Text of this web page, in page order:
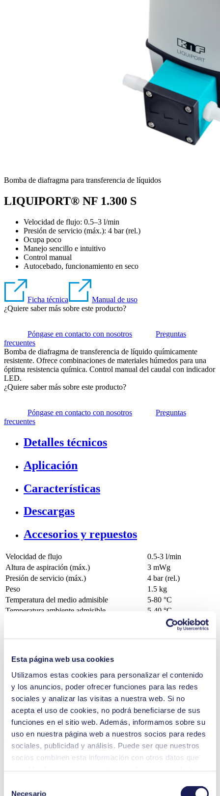
Esta página web usa cookies
Utilizamos estas cookies para personalizar el contenido
y los anuncios, poder ofrecer funciones para las redes
sociales y analizar las visitas a nuestra web. Si no
acepta el uso de cookies, no podrá beneficiarse de sus
funciones en el sitio web. Además, informamos sobre su
uso en nuestra página web a nuestros socios para redes
sociales, publicidad y análisis. Puede ser que nuestros
socios combinen esta información con otros datos que
Usted puede revocar su consentimiento en cualquier
Necesario
Bomba de diafragma para transferencia de líquidos
LIQUIPORT® NF 1.300 S
Velocidad de flujo: 0.5–3 l/min
Presión de servicio (máx.): 4 bar (rel.)
Ocupa poco
Manejo sencillo e intuitivo
Control manual
Autocebado, funcionamiento en seco
Ficha técnica
Manual de uso
¿Quiere saber más sobre este producto?
Póngase en contacto con nosotros
Preguntas
frecuentes
Bomba de diafragma de transferencia de líquido químicamente
resistente. Ofrece combinaciones de materiales húmedos para una
óptima resistencia química. Control manual del caudal con indicador
LED.
¿Quiere saber más sobre este producto?
Póngase en contacto con nosotros
Preguntas
frecuentes
Detalles técnicos
Aplicación
Características
Descargas
Accesorios y repuestos
Velocidad de flujo
0.5-3 l/min
Altura de aspiración (máx.)
3 mWg
Presión de servicio (máx.)
4 bar (rel.)
Peso
1.5 kg
Temperatura del medio admisible
5-80 °C
Temperatura ambiente admisible
5 40 °C
FFKM
Revestimiento de
PTFE
bomba
Transferencia de líquidos
Evaporación por rotación
Ventajas
Ocupa poco
A prueba de salpicaduras con calificación IP65